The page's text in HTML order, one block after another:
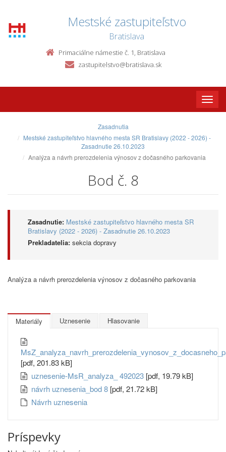
Mestské zastupiteľstvo
Bratislava
Primaciálne námestie č. 1, Bratislava
zastupitelstvo@bratislava.sk
Toggle
Zasadnutia
Mestské zastupiteľstvo hlavného mesta SR Bratislavy (2022 - 2026) -
Zasadnutie 26.10.2023
Analýza a návrh prerozdelenia výnosov z dočasného parkovania
Bod č. 8
Zasadnutie: Mestské zastupiteľstvo hlavného mesta SR
Bratislavy (2022 - 2026) - Zasadnutie 26.10.2023
Prekladatelia: sekcia dopravy
Analýza a návrh prerozdelenia výnosov z dočasného parkovania
Materiály Uznesenie Hlasovanie
[pdf, 201.83 kB]
uznesenie-MsR_analyza_ 492023 [pdf, 19.79 kB]
návrh uznesenia_bod 8 [pdf, 21.72 kB]
Návrh uznesenia
Príspevky